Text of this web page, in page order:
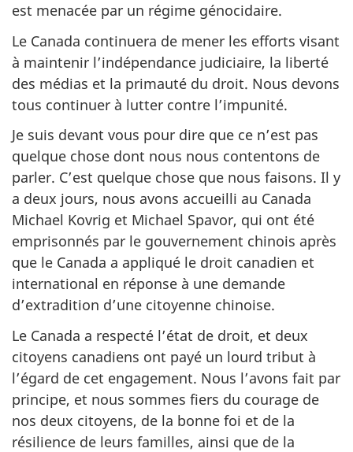
est menacée par un régime génocidaire.
Le Canada continuera de mener les efforts visant
à maintenir l’indépendance judiciaire, la liberté
des médias et la primauté du droit. Nous devons
tous continuer à lutter contre l’impunité.
Je suis devant vous pour dire que ce n’est pas
quelque chose dont nous nous contentons de
parler. C’est quelque chose que nous faisons. Il y
a deux jours, nous avons accueilli au Canada
Michael Kovrig et Michael Spavor, qui ont été
emprisonnés par le gouvernement chinois après
que le Canada a appliqué le droit canadien et
international en réponse à une demande
d’extradition d’une citoyenne chinoise.
Le Canada a respecté l’état de droit, et deux
citoyens canadiens ont payé un lourd tribut à
l’égard de cet engagement. Nous l’avons fait par
principe, et nous sommes fiers du courage de
nos deux citoyens, de la bonne foi et de la
résilience de leurs familles, ainsi que de la